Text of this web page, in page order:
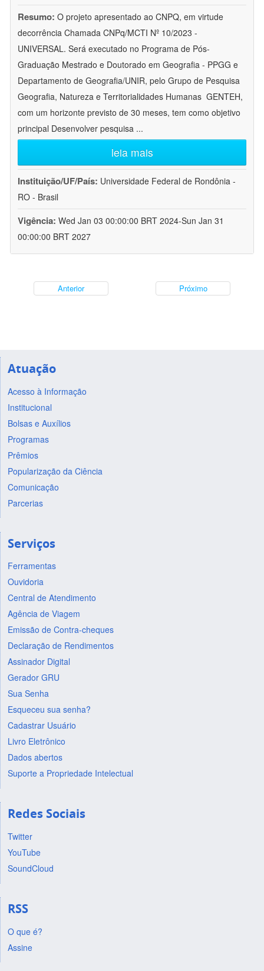
Resumo: O projeto apresentado ao CNPQ, em virtude
decorrência Chamada CNPq/MCTI Nº 10/2023 -
UNIVERSAL. Será executado no Programa de Pós-
Graduação Mestrado e Doutorado em Geografia - PPGG e
Departamento de Geografia/UNIR, pelo Grupo de Pesquisa
Geografia, Natureza e Territorialidades Humanas  GENTEH,
com um horizonte previsto de 30 meses, tem como objetivo
principal Desenvolver pesquisa ...
leia mais
Instituição/UF/País: Universidade Federal de Rondônia -
RO - Brasil
Vigência: Wed Jan 03 00:00:00 BRT 2024-Sun Jan 31
00:00:00 BRT 2027
Anterior Próximo
Atuação
Acesso à Informação
Institucional
Bolsas e Auxílios
Programas
Prêmios
Popularização da Ciência
Comunicação
Parcerias
Serviços
Ferramentas
Ouvidoria
Central de Atendimento
Agência de Viagem
Emissão de Contra-cheques
Declaração de Rendimentos
Assinador Digital
Gerador GRU
Sua Senha
Esqueceu sua senha?
Cadastrar Usuário
Livro Eletrônico
Dados abertos
Suporte a Propriedade Intelectual
Redes Sociais
Twitter
YouTube
SoundCloud
RSS
O que é?
Assine